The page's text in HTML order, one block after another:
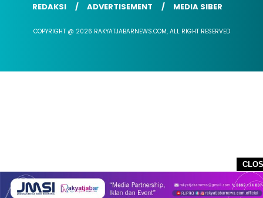
REDAKSI ADVERTISEMENT MEDIA SIBER
COPYRIGHT @ 2026 RAKYATJABARNEWS.COM, ALL RIGHT RESERVED